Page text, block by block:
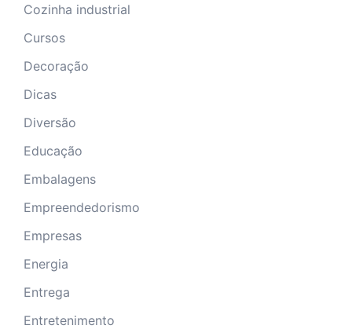
Cozinha industrial
Cursos
Decoração
Dicas
Diversão
Educação
Embalagens
Empreendedorismo
Empresas
Energia
Entrega
Entretenimento